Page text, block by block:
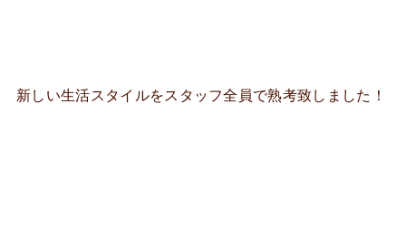
新しい生活スタイルをスタッフ全員で熟考致しました！